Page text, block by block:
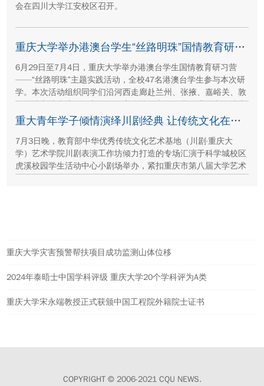
会在四川大学江安校区召开。
重庆大学举办港澳台学生“丝路明珠”国情教育研习营
6月29日至7月4日，重庆大学举办港澳台学生国情教育研习营
——“丝路明珠”主题实践活动，全校47名港澳台学生参与本次研
学。本次活动组织同学们沿河西走廊赴兰州、张掖、嘉峪关、敦
煌多地实地走访，深入了解国家在丝路文明传承、世界文化遗产
保护、西北地质生态治理等方面的建设成就与发展路径。
重大青年学子倾情演绎川剧经典 让传统文化在校园“活”起来
7月3日晚，教育部中华优秀传统文化艺术基地（川剧·重庆大
学）艺术学院川剧表演工作坊倾力打造的专场汇演于科学城校区
虎溪校园学生活动中心小剧场举办，紧扣重庆市第八届大学艺术
重庆大学灾害预警帮扶项目成功监测山体位移
2024年泰晤士中国学科评级 重庆大学20个学科评为A类
重庆大学宋永端教授正式获颁中国工程院外籍院士证书
COPYRIGHT © 2006-2021 CQU NEWS.